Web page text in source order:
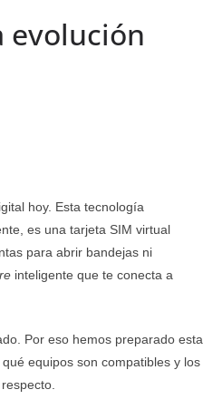
evolución
hoy. Esta tecnología
es una tarjeta SIM virtual
para abrir bandejas ni
inteligente que te conecta a
Por eso hemos preparado esta
equipos son compatibles y los